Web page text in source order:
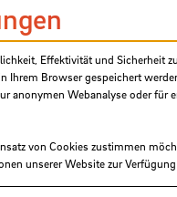
Hochschulen)
Technik
Effektivität und Sicherheit
Ihrem Browser gespeichert
anonymen Webanalyse oder für
von Cookies zustimmen
unserer Website zur